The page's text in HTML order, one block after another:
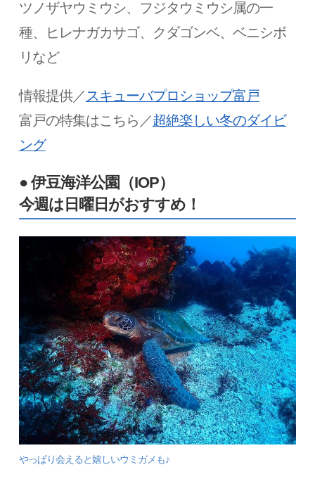
ツノザヤウミウシ、フジタウミウシ属の一
種、ヒレナガカサゴ、クダゴンベ、ベニシボ
リなど
情報提供／ スキューバプロショップ富戸
富戸の特集はこちら／超絶楽しい冬のダイビ
ング
● 伊豆海洋公園（IOP）
今週は日曜日がおすすめ！
やっぱり会えると嬉しいウミガメも♪